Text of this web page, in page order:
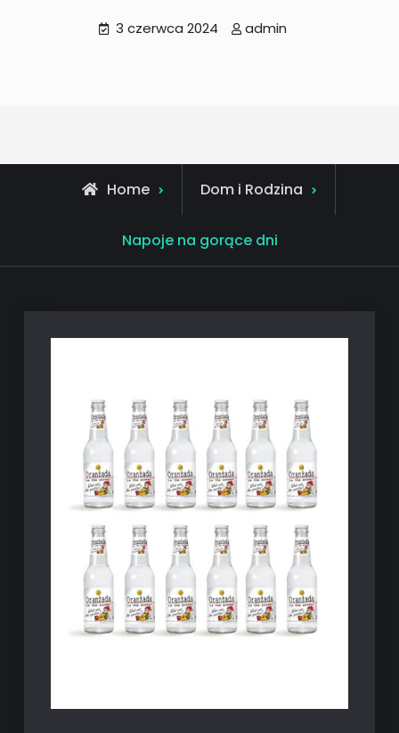
3 czerwca 2024 admin
Home Dom i Rodzina
Napoje na gorące dni